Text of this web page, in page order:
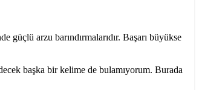
güçlü arzu barındırmalarıdır. Başarı büyükse
başka bir kelime de bulamıyorum. Burada